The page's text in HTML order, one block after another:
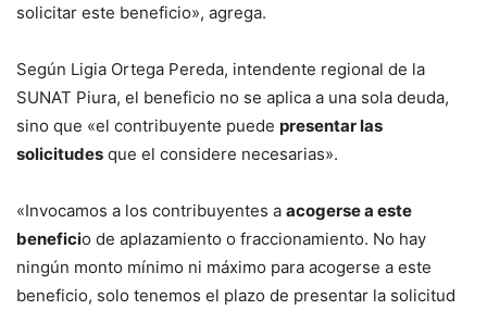
solicitar este beneficio», agrega.
Según Ligia Ortega Pereda, intendente regional de la
SUNAT Piura, el beneficio no se aplica a una sola deuda,
sino que «el contribuyente puede presentar las
solicitudes que el considere necesarias».
«Invocamos a los contribuyentes a acogerse a este
beneficio de aplazamiento o fraccionamiento. No hay
ningún monto mínimo ni máximo para acogerse a este
beneficio, solo tenemos el plazo de presentar la solicitud